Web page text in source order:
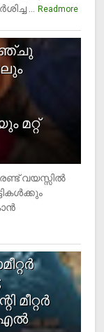
...
Readmore
മറ്റ്
വയസ്സില്‍
മീറ്റര്‍
എല്‍